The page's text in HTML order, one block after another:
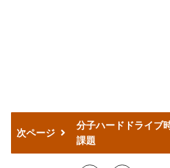
次ページ
分子ハードドライブ
課題